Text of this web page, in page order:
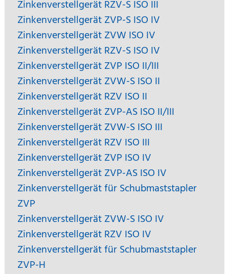
Zinkenverstellgerät RZV-S ISO III
Zinkenverstellgerät ZVP-S ISO IV
Zinkenverstellgerät ZVW ISO IV
Zinkenverstellgerät RZV-S ISO IV
Zinkenverstellgerät ZVP ISO II/III
Zinkenverstellgerät ZVW-S ISO II
Zinkenverstellgerät RZV ISO II
Zinkenverstellgerät ZVP-AS ISO II/III
Zinkenverstellgerät ZVW-S ISO III
Zinkenverstellgerät RZV ISO III
Zinkenverstellgerät ZVP ISO IV
Zinkenverstellgerät ZVP-AS ISO IV
Zinkenverstellgerät für Schubmaststapler
ZVP
Zinkenverstellgerät ZVW-S ISO IV
Zinkenverstellgerät RZV ISO IV
Zinkenverstellgerät für Schubmaststapler
ZVP-H